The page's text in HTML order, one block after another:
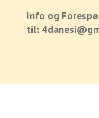
Info og
til: